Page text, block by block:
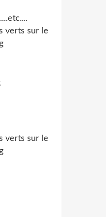
verts sur le
verts sur le